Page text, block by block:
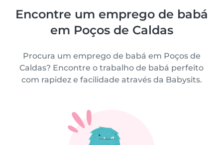
Encontre um emprego de babá
em Poços de Caldas
Procura um emprego de babá em Poços de
Caldas? Encontre o trabalho de babá perfeito
com rapidez e facilidade através da Babysits.